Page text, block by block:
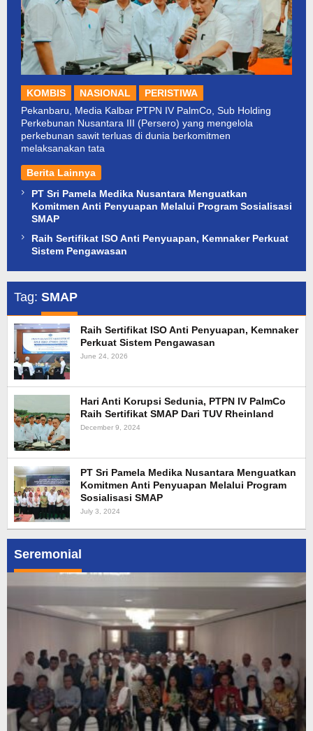
KOMBIS NASIONAL
PERISTIWA
Pekanbaru, Media Kalbar PTPN IV PalmCo, Sub Holding
Perkebunan Nusantara III (Persero) yang mengelola
perkebunan sawit terluas di dunia berkomitmen
melaksanakan tata
Berita Lainnya
PT Sri Pamela Medika Nusantara Menguatkan
Komitmen Anti Penyuapan Melalui Program Sosialisasi
SMAP
Raih Sertifikat ISO Anti Penyuapan, Kemnaker Perkuat
Sistem Pengawasan
Seremonial
Tag: SMAP
Raih Sertifikat ISO Anti Penyuapan, Kemnaker
Perkuat Sistem Pengawasan
June 24, 2026
Hari Anti Korupsi Sedunia, PTPN IV PalmCo
Raih Sertifikat SMAP Dari TUV Rheinland
December 9, 2024
PT Sri Pamela Medika Nusantara Menguatkan
Komitmen Anti Penyuapan Melalui Program
Sosialisasi SMAP
July 3, 2024